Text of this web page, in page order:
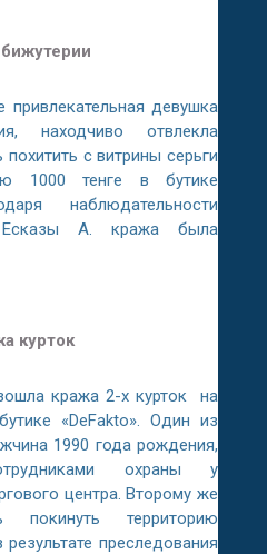
девушка
находчиво отвлекла
с витрины серьги
1000 тенге в бутике
наблюдательности
Есказы А. кража была
кража 2-х курток на
«DeFakto». Один из
1990 года рождения,
охраны у
центра. Второму же
покинуть территорию
преследования
курток